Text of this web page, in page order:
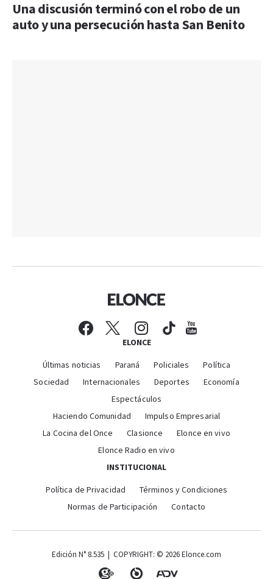
Una discusión terminó con el robo de un
auto y una persecución hasta San Benito
ELONCE
Últimas noticias Paraná Policiales
Política
Sociedad
Internacionales Deportes
Economía
Espectáculos
Haciendo Comunidad
Impulso Empresarial
La Cocina del Once
Clasionce
Elonce en vivo
Elonce Radio en vivo
INSTITUCIONAL
Política de Privacidad
Términos y Condiciones
Normas de Participación
Contacto
Edición N° 8.535 | COPYRIGHT: © 2026 Elonce.com